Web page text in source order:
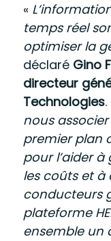
«
temps réel
optimiser la
déclaré Gino
directeur
Technologies.
nous
premier plan
pour l’aider
les coûts et à
conducteurs
plateforme
ensemble un